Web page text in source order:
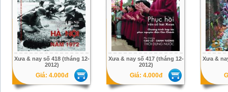
Xưa & nay số 418 (tháng 12-
2012)
Giá: 4.000đ
Xưa & nay số 417 (tháng 12-
2012)
Giá: 4.000đ
Xưa &